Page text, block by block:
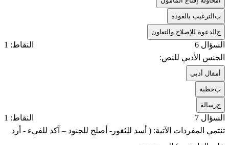
بالترغيب بالعودة
جالدعوة للإصلاح والتعاون
السؤال 6
النقاط: 1
الجنس الأدبي للنص:
مقال أدبي
بخطبة
جرسالة
السؤال 7
النقاط: 1
تنتمي المفردات الآتية: ( أسد للثغور- أصلح للجنود – آكد للفيء - أرد